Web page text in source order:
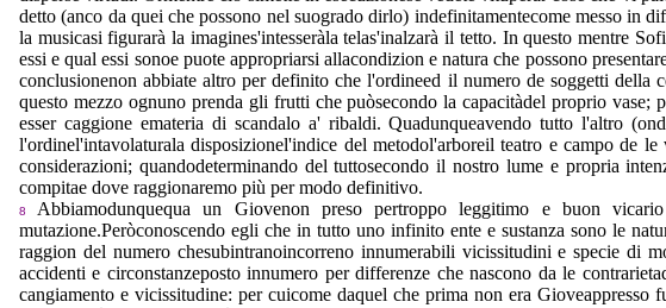
detto (anco da quei che possono nel suogrado dirlo) indefinitamentecome messo in
la musicasi figurarà la imagines'intesseràla telas'inalzarà il tetto. In questo mentre
essi e qual essi sonoe puote appropriarsi allacondizion e natura che possono
conclusionenon abbiate altro per definito che l'ordineed il numero de soggetti
questo mezzo ognuno prenda gli frutti che puòsecondo la capacitàdel proprio
esser caggione emateria di scandalo a' ribaldi. Quadunqueavendo tutto l'altro
l'ordinel'intavolaturala disposizionel'indice del metodol'arboreil teatro e campo de
considerazioni; quandodeterminando del tuttosecondo il nostro lume e propria
compitae dove raggionaremo più per modo definitivo.
8 Abbiamodunquequa un Giovenon preso pertroppo leggitimo e buon
mutazione.Peròconoscendo egli che in tutto uno infinito ente e sustanza sono le
raggion del numero chesubintranoincorreno innumerabili vicissitudini e specie di
accidenti e circonstanzeposto innumero per differenze che nascono da le
cangiamento e vicissitudine: per cuicome daquel che prima non era